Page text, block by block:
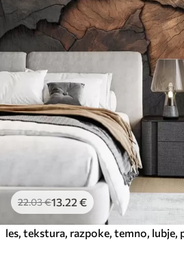
22.03€13 .22 €